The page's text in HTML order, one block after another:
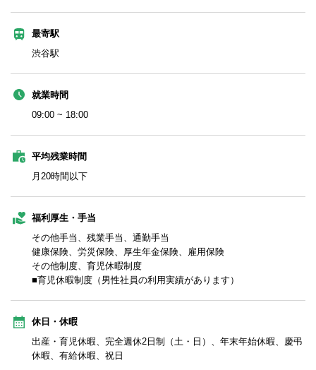
最寄駅
渋谷駅
就業時間
09:00 ~ 18:00
平均残業時間
月20時間以下
福利厚生・手当
その他手当、残業手当、通勤手当
健康保険、労災保険、厚生年金保険、雇用保険
その他制度、育児休暇制度
■育児休暇制度（男性社員の利用実績があります）
休日・休暇
出産・育児休暇、完全週休2日制（土・日）、年末年始休暇、慶弔
休暇、有給休暇、祝日